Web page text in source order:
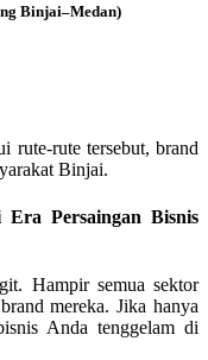
Binjai–Medan)
rute-rute tersebut, brand
Binjai.
Persaingan Bisnis
Hampir semua sektor
mereka. Jika hanya
Anda tenggelam di